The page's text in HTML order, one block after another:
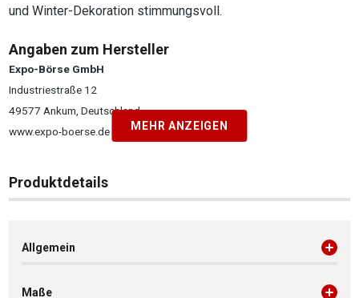
und Winter-Dekoration stimmungsvoll.
Angaben zum Hersteller
Expo-Börse GmbH
Industriestraße 12
49577 Ankum, Deutschland
www.expo-boerse.de
MEHR ANZEIGEN
Produktdetails
Allgemein
Maße